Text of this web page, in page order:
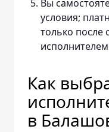
Вы
условия;
только после
Как
в